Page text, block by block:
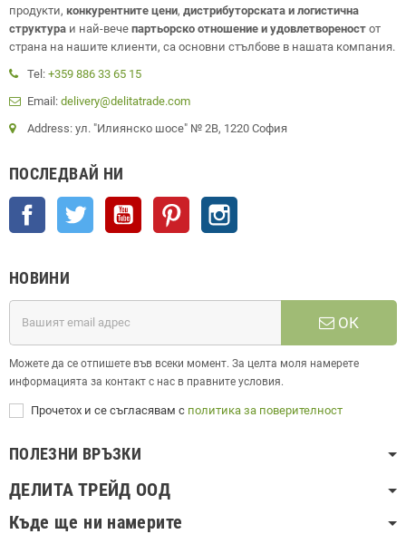
продукти, конкурентните цени, дистрибуторската и логистична
структура и най-вече партьорско отношение и удовлетвореност от
страна на нашите клиенти, са основни стълбове в нашата компания.
Tel: +359 886 33 65 15
Email: delivery@delitatrade.com
Address: ул. "Илиянско шосе" № 2В, 1220 София
ПОСЛЕДВАЙ НИ
Facebook Twitter YouTube Pinterest
НОВИНИ
ОК
Можете да се отпишете във всеки момент. За целта моля намерете
информацията за контакт с нас в правните условия.
Прочетох и се съгласявам с политика за поверителност
ПОЛЕЗНИ ВРЪЗКИ
ДЕЛИТА ТРЕЙД ООД
Къде ще ни намерите